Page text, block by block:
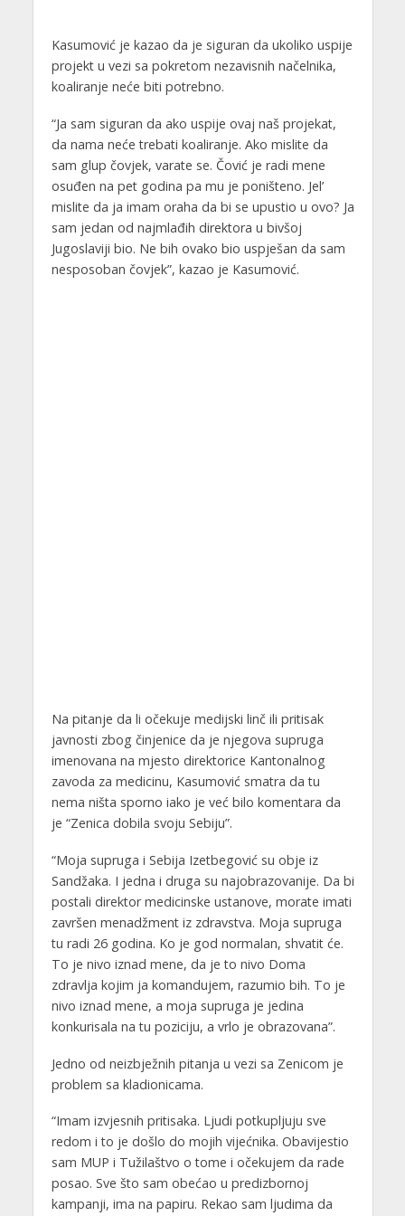
Kasumović je kazao da je siguran da ukoliko uspije
projekt u vezi sa pokretom nezavisnih načelnika,
koaliranje neće biti potrebno.
“Ja sam siguran da ako uspije ovaj naš projekat,
da nama neće trebati koaliranje. Ako mislite da
sam glup čovjek, varate se. Čović je radi mene
osuđen na pet godina pa mu je poništeno. Jel’
mislite da ja imam oraha da bi se upustio u ovo? Ja
sam jedan od najmlađih direktora u bivšoj
Jugoslaviji bio. Ne bih ovako bio uspješan da sam
nesposoban čovjek”, kazao je Kasumović.
Na pitanje da li očekuje medijski linč ili pritisak
javnosti zbog činjenice da je njegova supruga
imenovana na mjesto direktorice Kantonalnog
zavoda za medicinu, Kasumović smatra da tu
nema ništa sporno iako je već bilo komentara da
je “Zenica dobila svoju Sebiju”.
“Moja supruga i Sebija Izetbegović su obje iz
Sandžaka. I jedna i druga su najobrazovanije. Da bi
postali direktor medicinske ustanove, morate imati
završen menadžment iz zdravstva. Moja supruga
tu radi 26 godina. Ko je god normalan, shvatit će.
To je nivo iznad mene, da je to nivo Doma
zdravlja kojim ja komandujem, razumio bih. To je
nivo iznad mene, a moja supruga je jedina
konkurisala na tu poziciju, a vrlo je obrazovana”.
Jedno od neizbježnih pitanja u vezi sa Zenicom je
problem sa kladionicama.
“Imam izvjesnih pritisaka. Ljudi potkupljuju sve
redom i to je došlo do mojih vijećnika. Obavijestio
sam MUP i Tužilaštvo o tome i očekujem da rade
posao. Sve što sam obećao u predizbornoj
kampanji, ima na papiru. Rekao sam ljudima da